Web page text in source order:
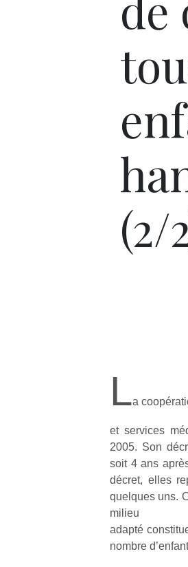
(2/
La
et services
2005. Son
soit 4 ans
décret, elles
quelques uns.
milieu
adapté
nombre